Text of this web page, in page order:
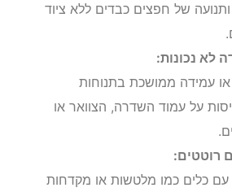
של חפצים כבדים ללא ציוד
לא נכונות:
או עמידה ממושכת בתנוחות
על עמוד השדרה, הצוואר או
רוטטים:
עם כלים כמו מלטשות או מקדחות